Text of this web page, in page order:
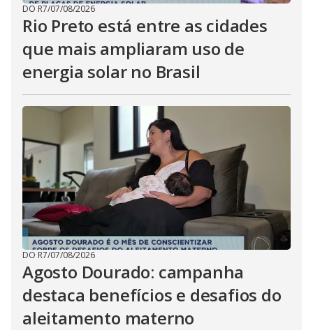
DO R7/07/08/2026
Rio Preto está entre as cidades
que mais ampliaram uso de
energia solar no Brasil
DO R7/07/08/2026
Agosto Dourado: campanha
destaca benefícios e desafios do
aleitamento materno